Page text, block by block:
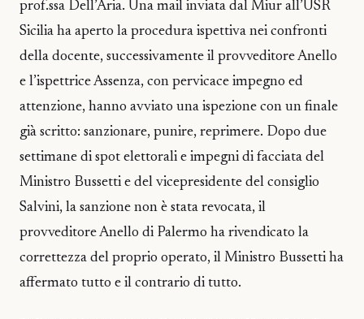
prof.ssa Dell’Aria. Una mail inviata dal Miur all’USR
Sicilia ha aperto la procedura ispettiva nei confronti
della docente, successivamente il provveditore Anello
e l’ispettrice Assenza, con pervicace impegno ed
attenzione, hanno avviato una ispezione con un finale
già scritto: sanzionare, punire, reprimere. Dopo due
settimane di spot elettorali e impegni di facciata del
Ministro Bussetti e del vicepresidente del consiglio
Salvini, la sanzione non è stata revocata, il
provveditore Anello di Palermo ha rivendicato la
correttezza del proprio operato, il Ministro Bussetti ha
affermato tutto e il contrario di tutto.